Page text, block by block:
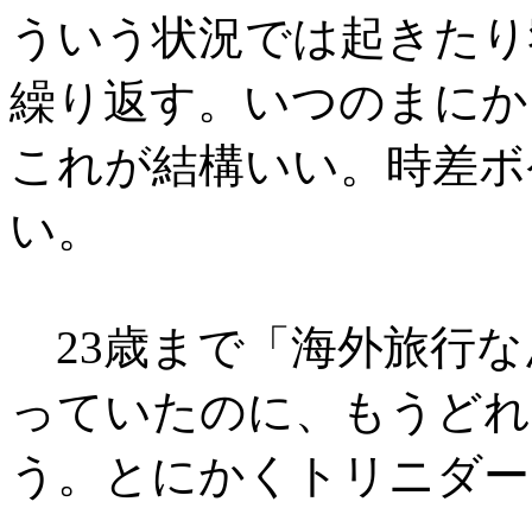
ういう状況では起きた
繰り返す。いつのまに
これが結構いい。時差
い。
23歳まで「海外旅行
っていたのに、もうど
う。とにかくトリニダ